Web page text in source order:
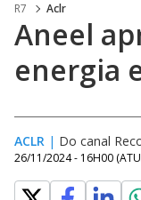
R7 Aclr
Aneel
energia
ACLR | Do canal
26/11/2024 - 16H00